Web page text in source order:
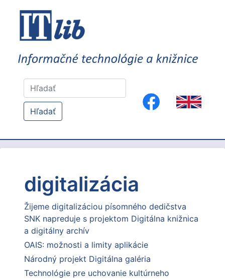
Hľadať
digitalizácia
Žijeme digitalizáciou písomného dedičstva
SNK napreduje s projektom Digitálna knižnica
a digitálny archív
OAIS: možnosti a limity aplikácie
Národný projekt Digitálna galéria
Technológie pre uchovanie kultúrneho